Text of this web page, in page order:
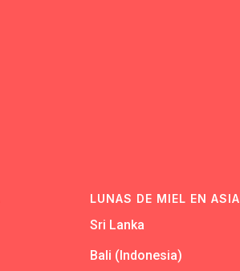
LUNAS DE MIEL EN ASIA
Sri Lanka
Bali (Indonesia)